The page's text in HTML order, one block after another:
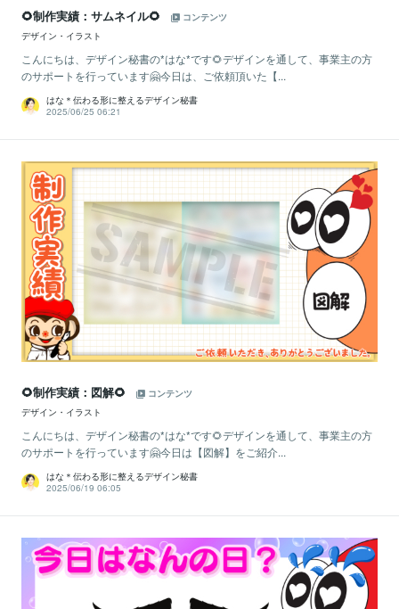
🌻制作実績：サムネイル🌻
コンテンツ
デザイン・イラスト
こんにちは、デザイン秘書の*はな*です🌻デザインを通して、事業主の方
のサポートを行っています🤗今日は、ご依頼頂いた【...
はな＊伝わる形に整えるデザイン秘書
2025/06/25 06:21
🌻制作実績：図解🌻
コンテンツ
デザイン・イラスト
こんにちは、デザイン秘書の*はな*です🌻デザインを通して、事業主の方
のサポートを行っています🤗今日は【図解】をご紹介...
はな＊伝わる形に整えるデザイン秘書
2025/06/19 06:05